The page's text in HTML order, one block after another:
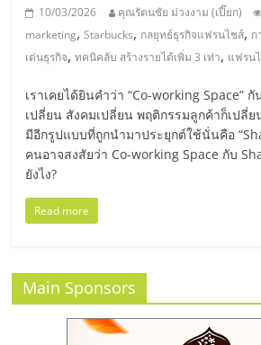
มอี
ไทย,
SMEs,
แฟ
ไชส์,
10/03/2026 คุณรัตนชัย ม่วงงาม (เปี๊ยก)
marketing,Starbucks, กลยุทธ์ธุรกิจแฟรนไชส์, ก
เด่นธุรกิจ,ทคนิคลับ สร้างรายได้เพิ่ม 3 เท่า, แฟรน
เราเคยได้ยินคำว่า “Co-working Space”
เปลี่ยน สังคมเปลี่ยน พฤติกรรมลูกค้าก็เปลี่
มีอีกรูปแบบที่ถูกนำมาประยุกต์ใช้นั่นคือ
คนอาจสงสัยว่า Co-working Space กับ
ยังไง?
Read more
Main Sponsors